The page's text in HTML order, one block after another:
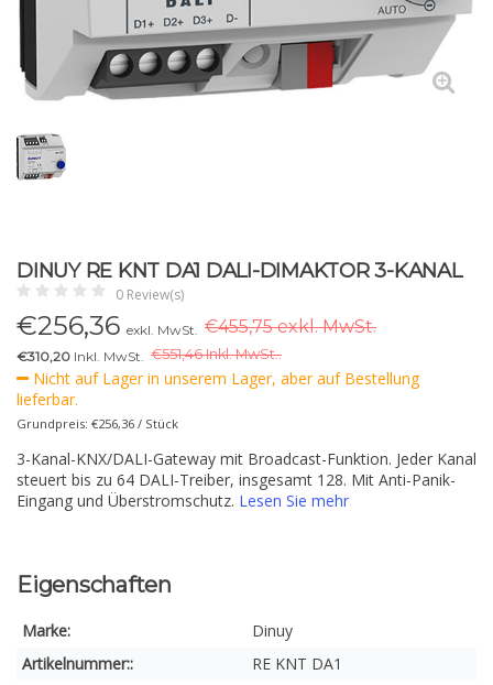
DINUY RE KNT DA1 DALI-DIMAKTOR 3-KANAL
0 Review(s)
€256,36 exkl. MwSt. €455,75 exkl. MwSt.
€310,20 Inkl. MwSt. €551,46 Inkl. MwSt..
Nicht auf Lager in unserem Lager, aber auf Bestellung
lieferbar.
Grundpreis: €256,36 / Stück
3-Kanal-KNX/DALI-Gateway mit Broadcast-Funktion. Jeder Kanal
steuert bis zu 64 DALI-Treiber, insgesamt 128. Mit Anti-Panik-
Eingang und Überstromschutz. Lesen Sie mehr
Eigenschaften
Marke:
Dinuy
Artikelnummer::
RE KNT DA1